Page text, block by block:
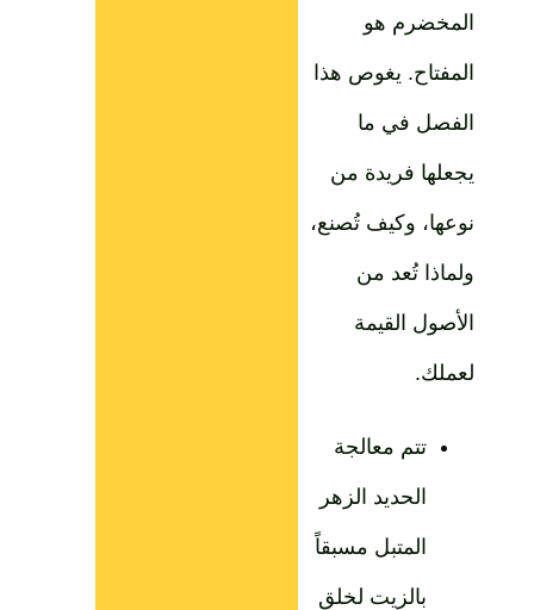
المخضرم هو
المفتاح. يغوص هذا
الفصل في ما
يجعلها فريدة من
نوعها، وكيف تُصنع،
ولماذا تُعد من
الأصول القيمة
لعملك.
تتم معالجة
الحديد الزهر
المتبل مسبقاً
بالزيت لخلق